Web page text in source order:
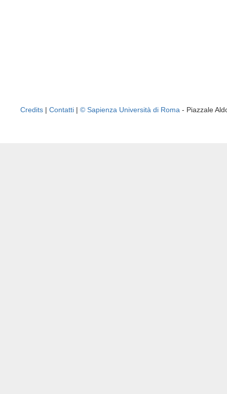
Credits | Contatti | © Sapienza Università di Roma - Piazzale